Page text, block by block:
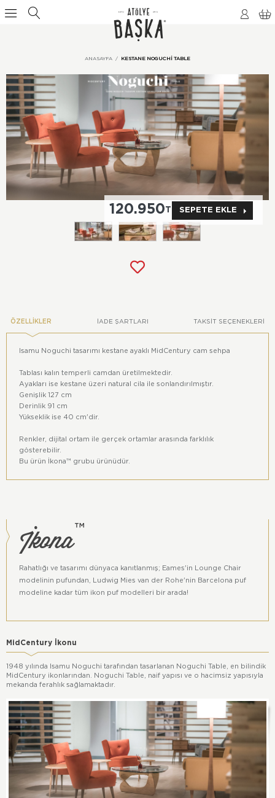
ANASAYFA KESTANE NOGUCHI TABLE
120.950TL SEPETE EKLE
ÖZELLIKLER İADE ŞARTLARI TAKSIT SEÇENEKLERI
Isamu Noguchi tasarımı kestane ayaklı MidCentury cam sehpa
Tablası kalın temperli camdan üretilmektedir.
Ayakları ise kestane üzeri natural cila ile sonlandırılmıştır.
Genişlik 127 cm
Derinlik 91 cm
Yükseklik ise 40 cm'dir.
Renkler, dijital ortam ile gerçek ortamlar arasında farklılık
gösterebilir.
Bu ürün İkona™ grubu ürünüdür.
İkona™
Rahatlığı ve tasarımı dünyaca kanıtlanmış; Eames'in Lounge Chair
modelinin pufundan, Ludwig Mies van der Rohe'nin Barcelona puf
modeline kadar tüm ikon puf modelleri bir arada!
MidCentury İkonu
1948 yılında Isamu Noguchi tarafından tasarlanan Noguchi Table, en bilindik
MidCentury ikonlarından. Noguchi Table, naif yapısı ve o hacimsiz yapısıyla
mekanda ferahlık sağlamaktadır.